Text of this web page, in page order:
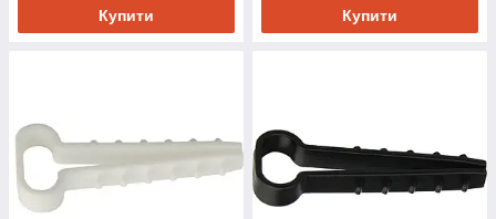
Купити Купити